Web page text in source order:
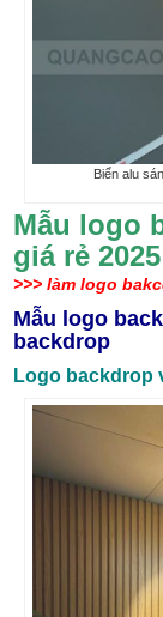
Biển alu
Mẫu logo
giá rẻ 2025
>>> làm logo
Mẫu logo
backdrop
Logo backdrop